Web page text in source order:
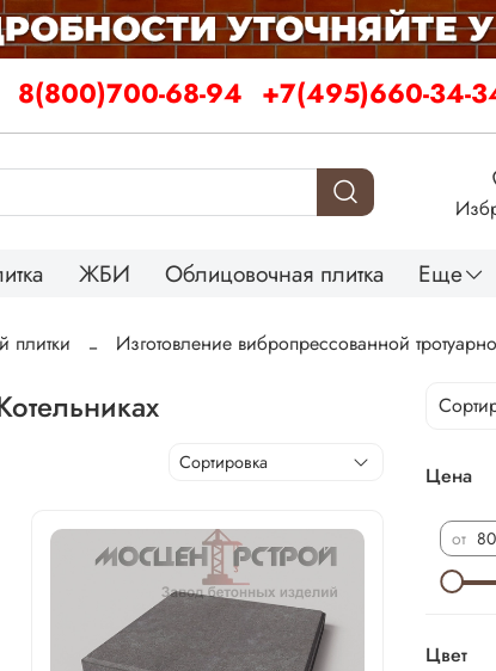
8(800)700-68-94 +7(495)660-34-
ЖБИ Облицовочная плитка Еще
плитки Изготовление вибропрессованной
Цена
от
Цвет